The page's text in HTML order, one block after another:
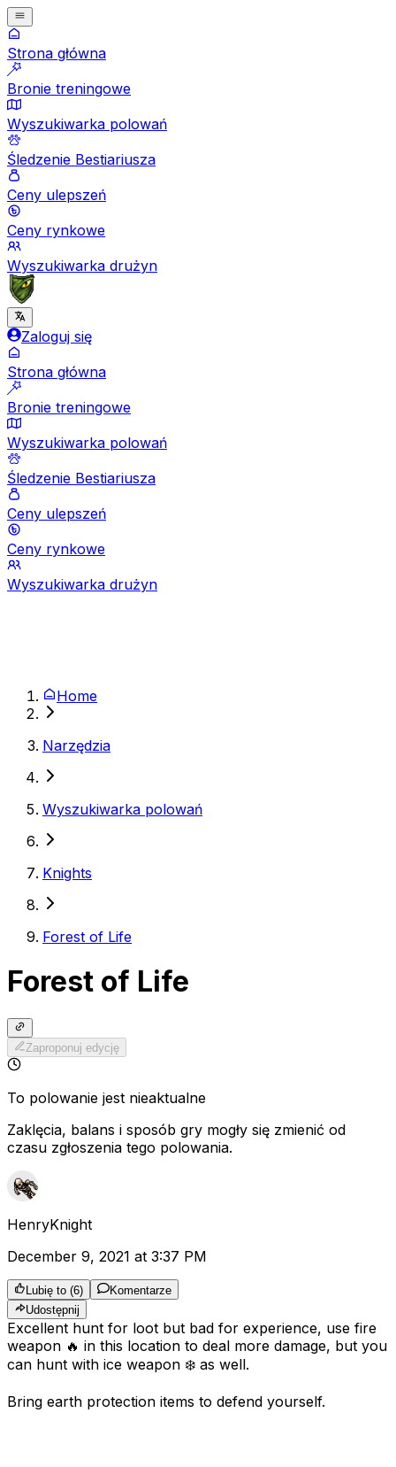
Strona główna
Bronie treningowe
Wyszukiwarka polowań
Śledzenie Bestiariusza
Ceny ulepszeń
Ceny rynkowe
Wyszukiwarka drużyn
Zaloguj się
Strona główna
Bronie treningowe
Wyszukiwarka polowań
Śledzenie Bestiariusza
Ceny ulepszeń
Ceny rynkowe
Wyszukiwarka drużyn
Home
Narzędzia
Wyszukiwarka polowań
Knights
Forest of Life
Forest of Life
Zaproponuj edycję
To polowanie jest nieaktualne
Zaklęcia, balans i sposób gry mogły się zmienić od
czasu zgłoszenia tego polowania.
HenryKnight
December 9, 2021 at 3:37 PM
Lubię to (6)
Komentarze
Udostępnij
Excellent hunt for loot but bad for experience, use fire
weapon 🔥 in this location to deal more damage, but you
can hunt with ice weapon ❄️ as well.
Bring earth protection items to defend yourself.